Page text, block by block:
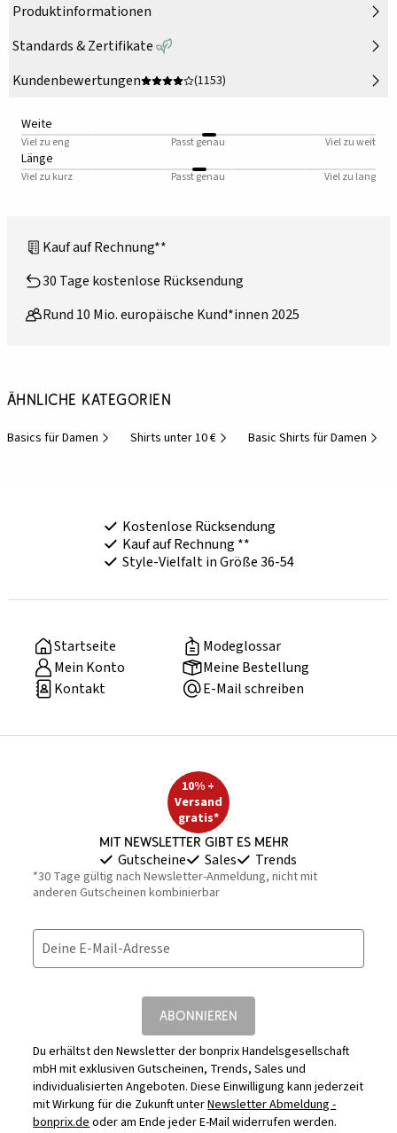
Produktinformationen
Standards & Zertifikate
Kundenbewertungen
(1153)
Weite
Viel zu eng Passt genau Viel zu weit
Länge
Viel zu kurz Passt genau Viel zu lang
Kauf auf Rechnung**
30 Tage kostenlose Rücksendung
Rund 10 Mio. europäische Kund*innen 2025
Ähnliche Kategorien
Basics für Damen Shirts unter 10 € Basic Shirts für Damen
Kostenlose Rücksendung
Kauf auf Rechnung **
Style-Vielfalt in Größe 36-54
Startseite
Modeglossar
Mein Konto
Meine Bestellung
Kontakt
E-Mail schreiben
10% +
Versand
gratis*
Mit Newsletter gibt es mehr
Gutscheine Sales Trends
*30 Tage gültig nach Newsletter-Anmeldung, nicht mit
anderen Gutscheinen kombinierbar
Deine E-Mail-Adresse
ABONNIEREN
Du erhältst den Newsletter der bonprix Handelsgesellschaft
mbH mit exklusiven Gutscheinen, Trends, Sales und
individualisierten Angeboten. Diese Einwilligung kann jederzeit
mit Wirkung für die Zukunft unterNewsletter Abmeldung -
bonprix.deoder am Ende jeder E-Mail widerrufen werden.